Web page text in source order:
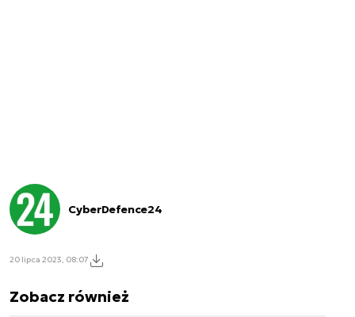
CyberDefence24
20 lipca 2023, 08:07
Zobacz również